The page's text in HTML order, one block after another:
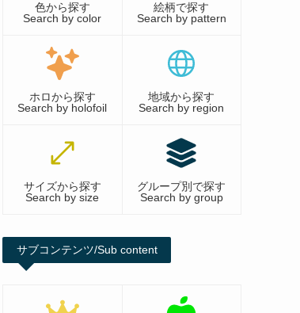
色から探す
Search by color
絵柄で探す
Search by pattern
ホロから探す
Search by holofoil
地域から探す
Search by region
サイズから探す
Search by size
グループ別で探す
Search by group
サブコンテンツ/Sub content